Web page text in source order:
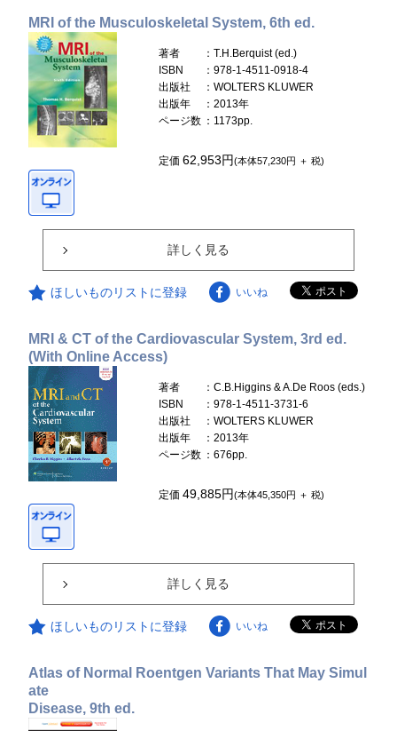
MRI of the Musculoskeletal System, 6th ed.
著者
：T.H.Berquist (ed.)
ISBN
：978-1-4511-0918-4
出版社
：WOLTERS KLUWER
出版年
：2013年
ページ数 ：1173pp.
定価62,953円(本体57,230円 ＋ 税)
詳しく見る
ほしいものリストに登録 いいね
MRI & CT of the Cardiovascular System, 3rd ed.
(With Online Access)
著者
：C.B.Higgins & A.De Roos (eds.)
ISBN
：978-1-4511-3731-6
出版社
：WOLTERS KLUWER
出版年
：2013年
ページ数 ：676pp.
定価49,885円(本体45,350円 ＋ 税)
詳しく見る
ほしいものリストに登録 いいね
Atlas of Normal Roentgen Variants That May Simul
ate
Disease, 9th ed.